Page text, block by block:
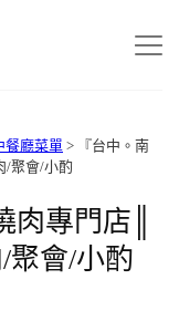
餐廳菜單>
『台中。南
/聚會/小酌
肉專門店║
聚會/小酌